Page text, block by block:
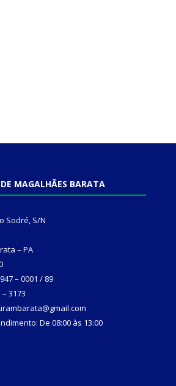
MAGALHÃES BARATA
Sodré, S/N
– PA
– 0001 / 89
– 3173
De 08:00 às 13:00